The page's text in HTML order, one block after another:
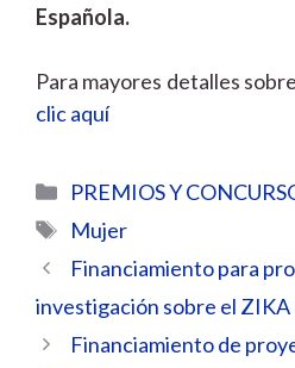
Española.
Para mayores detalles
clic aquí
Categorías
PREMIOS Y
Etiquetas
Mujer
Financiamiento para
investigación sobre el ZIKA
Financiamiento de